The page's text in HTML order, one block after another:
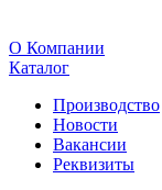
O Компании
Каталог
Производство
Новости
Вакансии
Реквизиты